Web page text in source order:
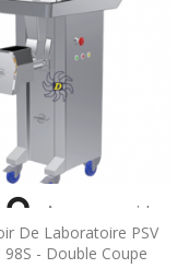
De Laboratoire PSV
98S - Double Coupe
 Aperçu rapide